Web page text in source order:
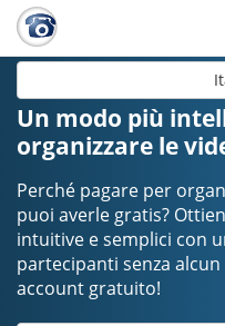
Un modo più
organizzare le
Perché pagare per
puoi averle gratis?
intuitive e semplici con
partecipanti senza
account gratuito!